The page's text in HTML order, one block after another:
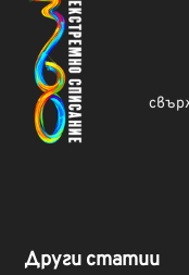
Други статии